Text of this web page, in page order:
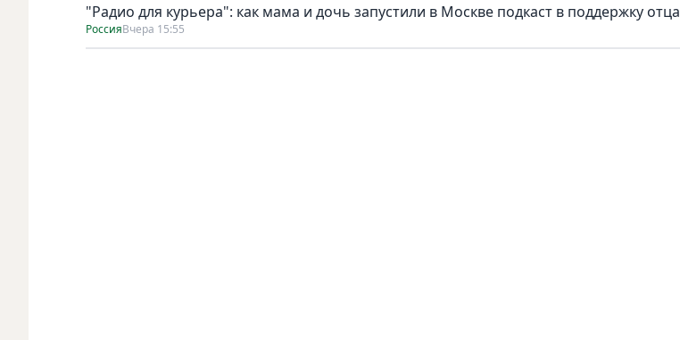
"Радио для курьера": как мама и дочь запустили в Москве подкаст в поддержку отца
РоссияВчера 15:55